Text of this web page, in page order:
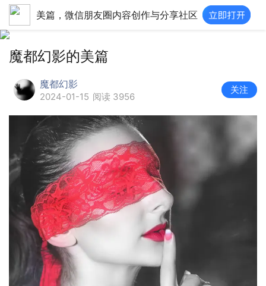
美篇，微信朋友圈内容创作与分享社区
魔都幻影的美篇
魔都幻影
2024-01-15 阅读 3956
关注